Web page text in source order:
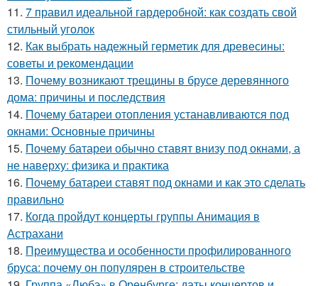
11. 7 правил идеальной гардеробной: как создать свой
стильный уголок
12. Как выбрать надежный герметик для древесины:
советы и рекомендации
13. Почему возникают трещины в брусе деревянного
дома: причины и последствия
14. Почему батареи отопления устанавливаются под
окнами: Основные причины
15. Почему батареи обычно ставят внизу под окнами, а
не наверху: физика и практика
16. Почему батареи ставят под окнами и как это сделать
правильно
17. Когда пройдут концерты группы Анимация в
Астрахани
18. Преимущества и особенности профилированного
бруса: почему он популярен в строительстве